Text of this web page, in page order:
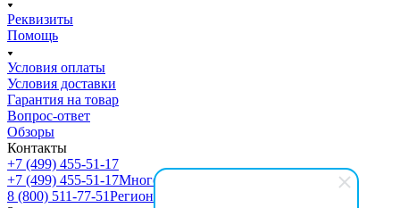
Реквизиты
Помощь
Условия оплаты
Условия доставки
Гарантия на товар
Вопрос-ответ
Обзоры
Контакты
+7 (499) 455-51-17
+7 (499) 455-51-17Многоканальный
8 (800) 511-77-51Регионы РФ